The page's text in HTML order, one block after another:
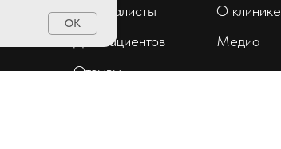
OK
Специалисты
Для пациентов
Отзывы
О клинике
Медиа